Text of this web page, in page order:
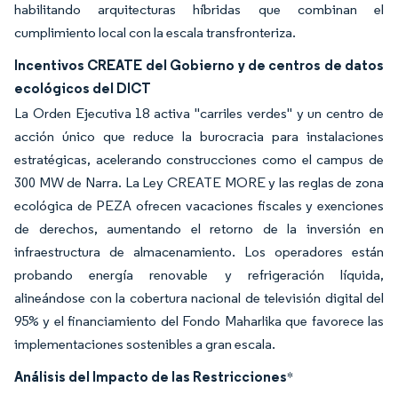
habilitando arquitecturas híbridas que combinan el
cumplimiento local con la escala transfronteriza.
Incentivos CREATE del Gobierno y de centros de datos
ecológicos del DICT
La Orden Ejecutiva 18 activa "carriles verdes" y un centro de
acción único que reduce la burocracia para instalaciones
estratégicas, acelerando construcciones como el campus de
300 MW de Narra. La Ley CREATE MORE y las reglas de zona
ecológica de PEZA ofrecen vacaciones fiscales y exenciones
de derechos, aumentando el retorno de la inversión en
infraestructura de almacenamiento. Los operadores están
probando energía renovable y refrigeración líquida,
alineándose con la cobertura nacional de televisión digital del
95% y el financiamiento del Fondo Maharlika que favorece las
implementaciones sostenibles a gran escala.
Análisis del Impacto de las Restricciones*